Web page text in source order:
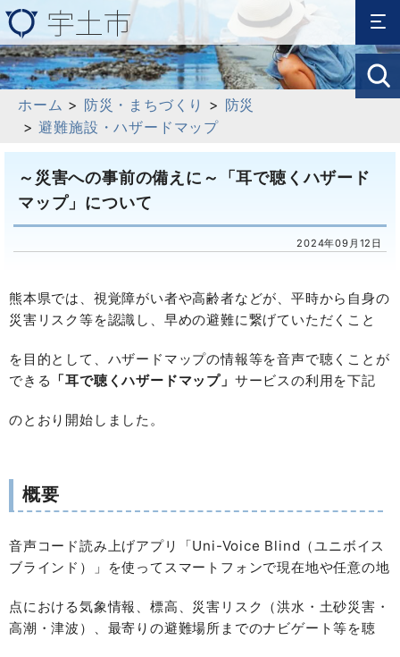
ホーム > 防災・まちづくり > 防災
>避難施設・ハザードマップ
～災害への事前の備えに～「耳で聴くハザード
マップ」について
2024年09月12日
熊本県では、視覚障がい者や高齢者などが、平時から自身の
災害リスク等を認識し、早めの避難に繋げていただくこと
を目的として、ハザードマップの情報等を音声で聴くことが
できる 「耳で聴くハザードマップ」 サービスの利用を下記
のとおり開始しました。
概要
音声コード読み上げアプリ「Uni-Voice Blind（ユニボイス
ブラインド）」を使ってスマートフォンで現在地や任意の地
点における気象情報、標高、災害リスク（洪水・土砂災害・
高潮・津波）、最寄りの避難場所までのナビゲート等を聴